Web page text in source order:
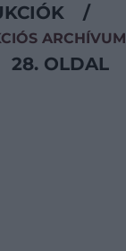
/
ARCHÍVUM
28. OLDAL